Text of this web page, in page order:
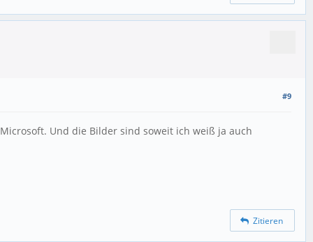
#9
Und die Bilder sind soweit ich weiß ja auch
Zitieren